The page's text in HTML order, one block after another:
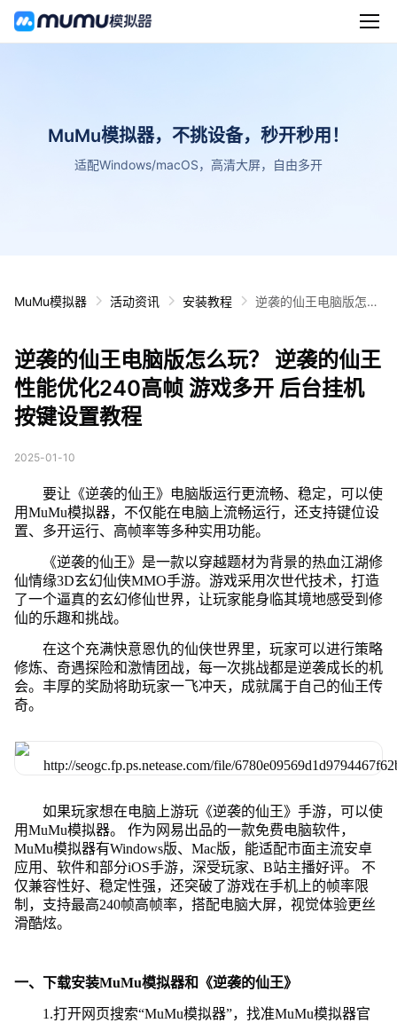
MuMu模拟器，不挑设备，秒开秒用！
适配Windows/macOS，高清大屏，自由多开
MuMu模拟器 活动资讯 安装教程
逆袭的仙王电脑版怎么
后台挂机 按键设置教程
逆袭的仙王电脑版怎么玩？ 逆袭的仙王
性能优化240高帧 游戏多开 后台挂机
按键设置教程
2025-01-10
要让《逆袭的仙王》电脑版运行更流畅、稳定，可以使
用MuMu模拟器，不仅能在电脑上流畅运行，还支持键位设
置、多开运行、高帧率等多种实用功能。
《逆袭的仙王》是一款以穿越题材为背景的热血江湖修
仙情缘3D玄幻仙侠MMO手游。游戏采用次世代技术，打造
了一个逼真的玄幻修仙世界，让玩家能身临其境地感受到修
仙的乐趣和挑战。
在这个充满快意恩仇的仙侠世界里，玩家可以进行策略
修炼、奇遇探险和激情团战，每一次挑战都是逆袭成长的机
会。丰厚的奖励将助玩家一飞冲天，成就属于自己的仙王传
奇。
如果玩家想在电脑上游玩《逆袭的仙王》手游，可以使
用MuMu模拟器。 作为网易出品的一款免费电脑软件，
MuMu模拟器有Windows版、Mac版，能适配市面主流安卓
应用、软件和部分iOS手游，深受玩家、B站主播好评。 不
仅兼容性好、稳定性强，还突破了游戏在手机上的帧率限
制，支持最高240帧高帧率，搭配电脑大屏，视觉体验更丝
滑酷炫。
一、下载安装MuMu模拟器和《逆袭的仙王》
1.打开网页搜索“MuMu模拟器”，找准MuMu模拟器官